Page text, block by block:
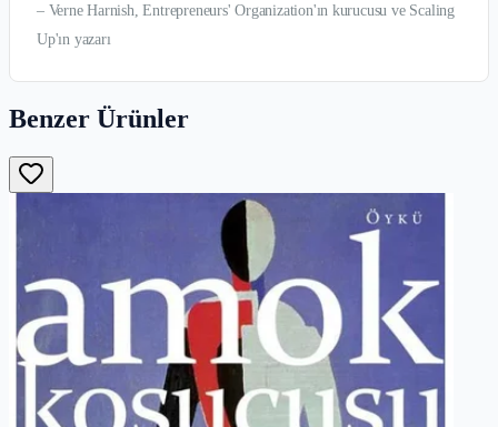
– Verne Harnish, Entrepreneurs' Organization'ın kurucusu ve Scaling
Up'ın yazarı
Benzer Ürünler